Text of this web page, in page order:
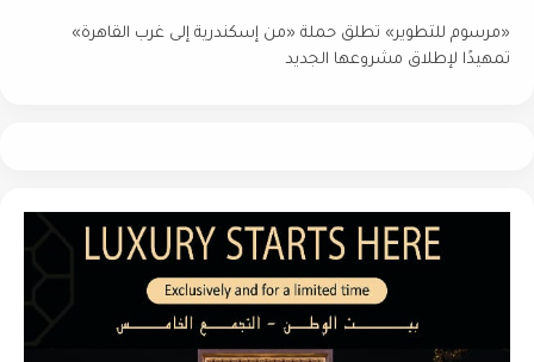
«مرسوم للتطوير» تطلق حملة «من إسكندرية إلى غرب القاهرة»
تمهيدًا لإطلاق مشروعها الجديد